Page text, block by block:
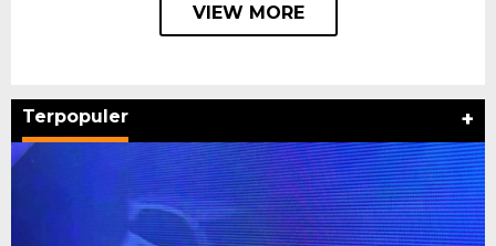
VIEW MORE
Terpopuler +